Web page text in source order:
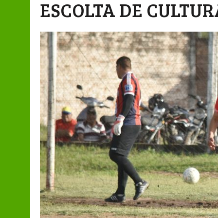
ESCOLTA DE